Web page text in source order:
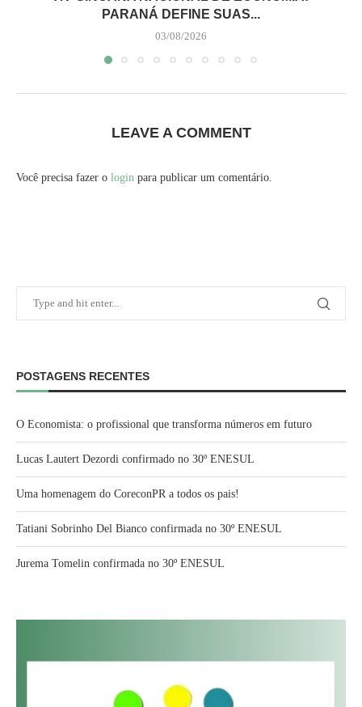
PARANÁ DEFINE SUAS...
03/08/2026
LEAVE A COMMENT
Você precisa fazer o login para publicar um comentário.
POSTAGENS RECENTES
O Economista: o profissional que transforma números em futuro
Lucas Lautert Dezordi confirmado no 30º ENESUL
Uma homenagem do CoreconPR a todos os pais!
Tatiani Sobrinho Del Bianco confirmada no 30º ENESUL
Jurema Tomelin confirmada no 30º ENESUL